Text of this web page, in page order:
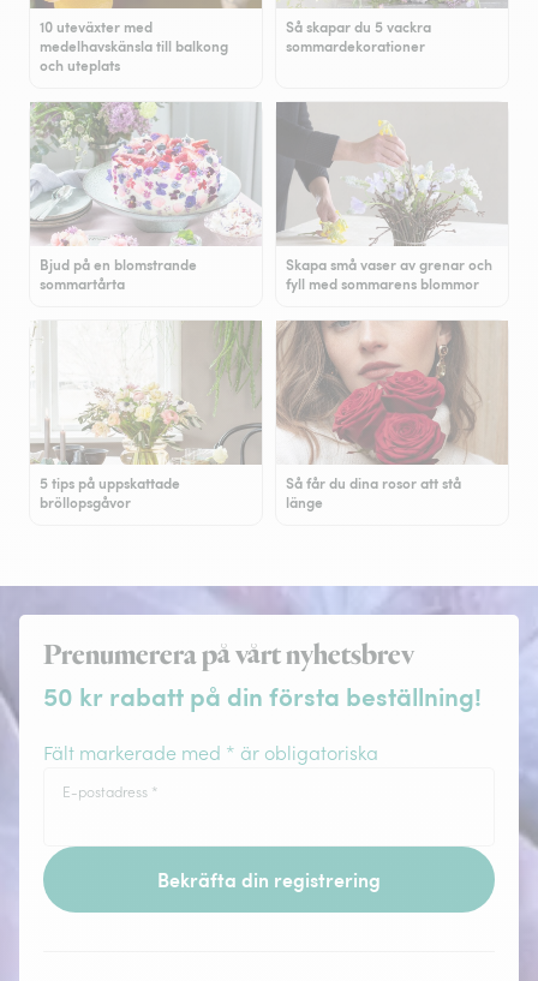
10 uteväxter med
medelhavskänsla till balkong
och uteplats
Så skapar du 5 vackra
sommardekorationer
Bjud på en blomstrande
sommartårta
Skapa små vaser av grenar och
fyll med sommarens blommor
5 tips på uppskattade
bröllopsgåvor
Så får du dina rosor att stå
länge
Prenumerera på vårt nyhetsbrev
50 kr rabatt på din första beställning!
Fält markerade med * är obligatoriska
E-postadress *
Bekräfta din registrering